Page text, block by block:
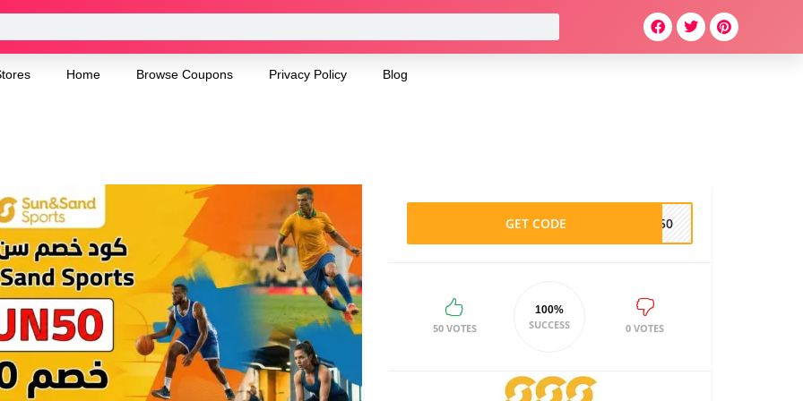
Home Browse Coupons Privacy Policy Blog
GET CODE UN50
50 VOTES
100%
SUCCESS 0 VOTES